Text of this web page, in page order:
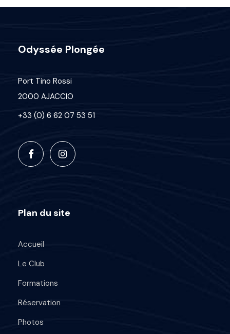
Odyssée Plongée
Port Tino Rossi
2000 AJACCIO
+33 (0) 6 62 07 53 51
Plan du site
Accueil
Le Club
Formations
Réservation
Photos